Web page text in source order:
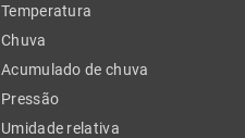
Temperatura
Chuva
Acumulado de chuva
Pressão
Umidade relativa